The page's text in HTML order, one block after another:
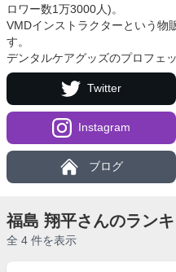
ロワー数1万3000人)。
VMDインストラクターという物
す。
デンタルケアグッズのプロフェ
Twitter
Instagram
ブログ
福島 翔平さんのラン
全 4 件を表示